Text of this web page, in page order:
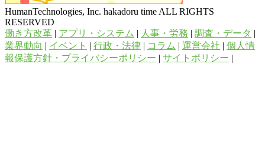
HumanTechnologies, Inc. hakadoru time ALL RIGHTS
RESERVED
働き方改革 | アプリ・システム | 人事・労務 | 調査・データ |
業界動向 | イベント | 行政・法律 | コラム | 運営会社 | 個人情
報保護方針・プライバシーポリシー | サイトポリシー |